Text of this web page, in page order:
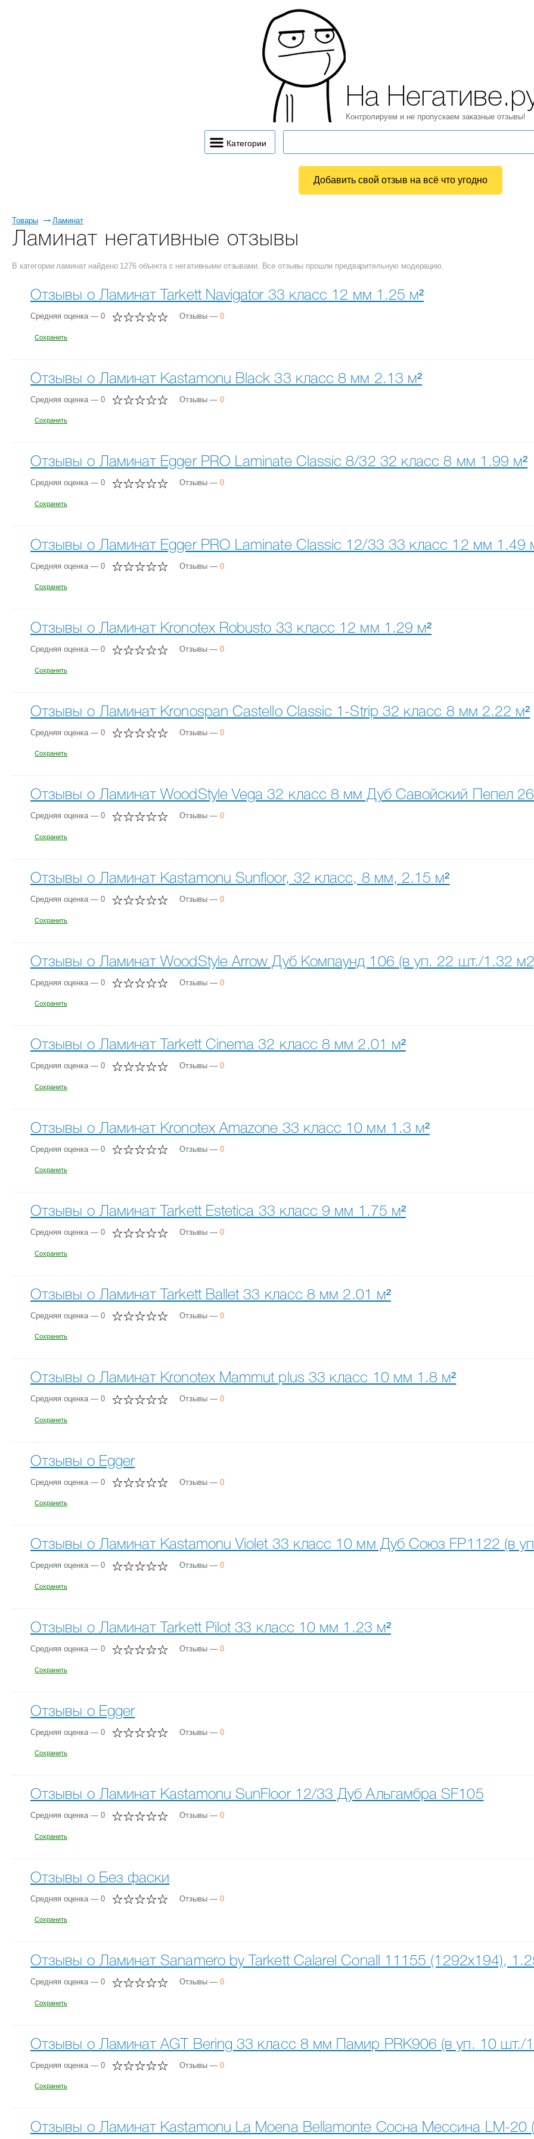
Товары Ламинат
Ламинат негативные отзывы
В категории ламинат найдено 1276 объекта с негативными отзывами. Все отзывы прошли предварительную модерацию.
Отзывы о Ламинат Tarkett Navigator 33 класс 12 мм 1.25 м²
Средняя оценка — 0 Отзывы — 0
Сохранить
Отзывы о Ламинат Kastamonu Black 33 класс 8 мм 2.13 м²
Средняя оценка — 0 Отзывы — 0
Сохранить
Отзывы о Ламинат Egger PRO Laminate Classic 8/32 32 класс 8 мм 1.99 м²
Средняя оценка — 0 Отзывы — 0
Сохранить
Отзывы о Ламинат Egger PRO Laminate Classic 12/33 33 класс 12 мм 1.49
Средняя оценка — 0 Отзывы — 0
Сохранить
Отзывы о Ламинат Kronotex Robusto 33 класс 12 мм 1.29 м²
Средняя оценка — 0 Отзывы — 0
Сохранить
Отзывы о Ламинат Kronospan Castello Classic 1-Strip 32 класс 8 мм 2.22 м²
Средняя оценка — 0 Отзывы — 0
Сохранить
Отзывы о Ламинат WoodStyle Vega 32 класс 8 мм Дуб Савойский Пепел
Средняя оценка — 0 Отзывы — 0
Сохранить
Отзывы о Ламинат Kastamonu Sunfloor, 32 класс, 8 мм, 2.15 м²
Средняя оценка — 0 Отзывы — 0
Сохранить
Отзывы о Ламинат WoodStyle Arrow Дуб Компаунд 106 (в уп. 22 шт./1.32
Средняя оценка — 0 Отзывы — 0
Сохранить
Отзывы о Ламинат Tarkett Cinema 32 класс 8 мм 2.01 м²
Средняя оценка — 0 Отзывы — 0
Сохранить
Отзывы о Ламинат Kronotex Amazone 33 класс 10 мм 1.3 м²
Средняя оценка — 0 Отзывы — 0
Сохранить
Отзывы о Ламинат Tarkett Estetica 33 класс 9 мм 1.75 м²
Средняя оценка — 0 Отзывы — 0
Сохранить
Отзывы о Ламинат Tarkett Ballet 33 класс 8 мм 2.01 м²
Средняя оценка — 0 Отзывы — 0
Сохранить
Отзывы о Ламинат Kronotex Mammut plus 33 класс 10 мм 1.8 м²
Средняя оценка — 0 Отзывы — 0
Сохранить
Отзывы о Egger
Средняя оценка — 0 Отзывы — 0
Сохранить
Отзывы о Ламинат Kastamonu Violet 33 класс 10 мм Дуб Союз FP1122 (в
Средняя оценка — 0 Отзывы — 0
Сохранить
Отзывы о Ламинат Tarkett Pilot 33 класс 10 мм 1.23 м²
Средняя оценка — 0 Отзывы — 0
Сохранить
Отзывы о Egger
Средняя оценка — 0 Отзывы — 0
Сохранить
Отзывы о Ламинат Kastamonu SunFloor 12/33 Дуб Альгамбра SF105
Средняя оценка — 0 Отзывы — 0
Сохранить
Отзывы о Без фаски
Средняя оценка — 0 Отзывы — 0
Сохранить
Отзывы о Ламинат Sanamero by Tarkett Calarel Conall 11155 (1292х194),
Средняя оценка — 0 Отзывы — 0
Сохранить
Отзывы о Ламинат AGT Bering 33 класс 8 мм Памир PRK906 (в уп. 10 шт./
Средняя оценка — 0 Отзывы — 0
Сохранить
Отзывы о Ламинат Kastamonu La Moena Bellamonte Сосна Мессина LM-
На
Контролируем и не пропускаем заказные отзывы!
Категории
Добавить свой отзыв на всё что угодно